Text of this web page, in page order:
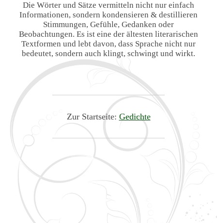
Die Wörter und Sätze vermitteln nicht nur einfach
Informationen, sondern kondensieren & destillieren
Stimmungen, Gefühle, Gedanken oder
Beobachtungen. Es ist eine der ältesten literarischen
Textformen und lebt davon, dass Sprache nicht nur
bedeutet, sondern auch klingt, schwingt und wirkt.
Zur Startseite: Gedichte